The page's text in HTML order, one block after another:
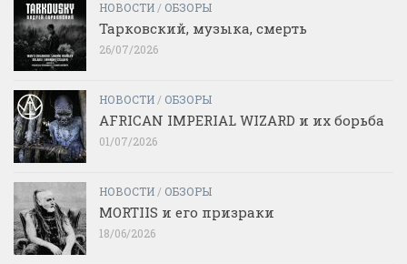
НОВОСТИ/ ОБЗОРЫ
Тарковский, музыка, смерть
26/07/2026
НОВОСТИ/ ОБЗОРЫ
AFRICAN IMPERIAL WIZARD и их борьба
01/07/2026
НОВОСТИ/ ОБЗОРЫ
MORTIIS и его призраки
18/06/2026